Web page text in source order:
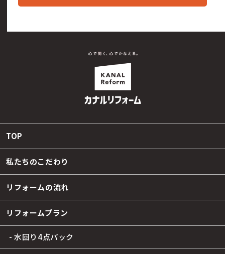
TOP
私たちのこだわり
リフォームの流れ
リフォームプラン
- 水回り4点パック